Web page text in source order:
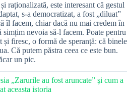
raționalizată, este interesant că gestul
s-a democratizat, a fost „diluat”
îl facem, chiar dacă nu mai credem în
nevoia să-l facem. Poate pentru
firesc, o formă de speranță: că binele
Că putem păstra ceea ce este bun.
un pic.
„Zarurile au fost aruncate” şi cum a
aceasta istoria